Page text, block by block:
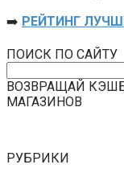
➡️ РЕЙТИНГ
ПОИСК ПО САЙТУ
ВОЗВРАЩАЙ
МАГАЗИНОВ
РУБРИКИ